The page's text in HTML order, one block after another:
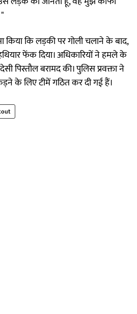
किया कि लड़की पर गोली चलाने के बाद,
फेंक दिया। अधिकारियों ने हमले के
पिस्तौल बरामद की। पुलिस प्रवक्ता ने
के लिए टीमें गठित कर दी गई हैं।